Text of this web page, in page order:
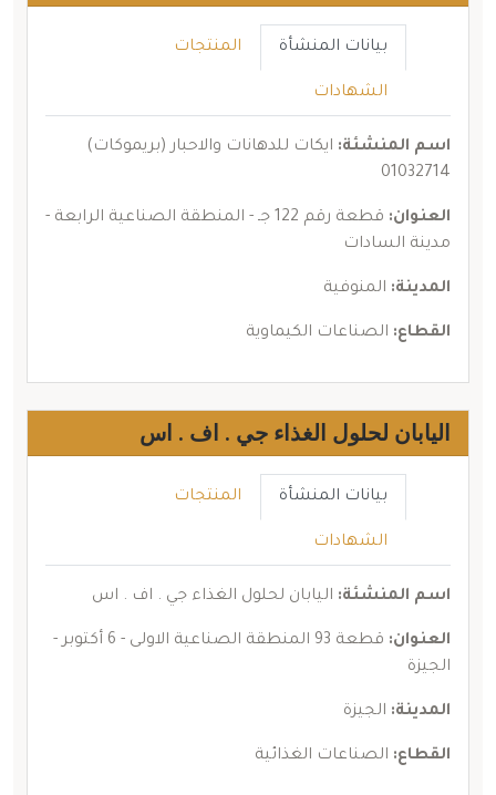
بيانات المنشأة المنتجات
الشهادات
اسم المنشئة: ايكات للدهانات والاحبار (بريموكات)
01032714
العنوان:
قطعة رقم 122 جـ - المنطقة الصناعية الرابعة -
مدينة السادات
المدينة: المنوفية
القطاع: الصناعات الكيماوية
اليابان لحلول الغذاء جي . اف . اس
بيانات المنشأة المنتجات
الشهادات
اسم المنشئة: اليابان لحلول الغذاء جي . اف . اس
العنوان:
قطعة 93 المنطقة الصناعية الاولى - 6 أكتوبر -
الجيزة
المدينة: الجيزة
القطاع: الصناعات الغذائية